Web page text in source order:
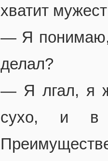
хватит
— Я
делал?
— Я лгал, я
сухо, и в